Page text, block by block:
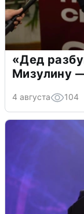
«Дед
Мизулину
4 августа 104